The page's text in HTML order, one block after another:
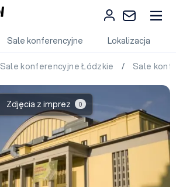
Sale konferencyjne Lokalizacja
Sale konferencyjne Łódzkie / Sale
Zdjęcia z imprez 0